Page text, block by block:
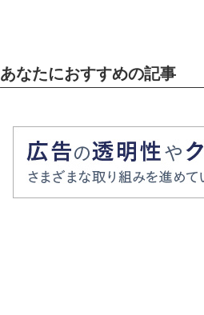
あなたにおすすめの記事